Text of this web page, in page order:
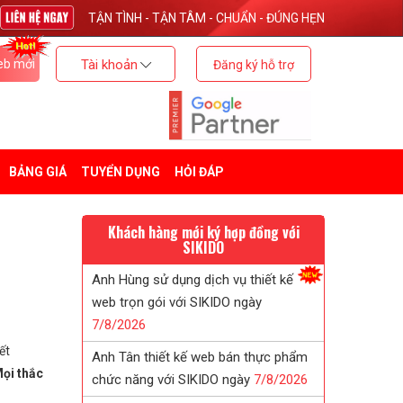
TẬN TÌNH - TẬN TÂM - CHUẨN - ĐÚNG HẸN
mới Tài khoản Đăng ký hỗ trợ
BẢNG GIÁ TUYỂN DỤNG HỎI ĐÁP
thắc
Khách hàng mới ký hợp đồng với
SIKIDO
Anh Hùng sử dụng dịch vụ thiết kế
web trọn gói với SIKIDO ngày
7/8/2026
Anh Tân thiết kế web bán thực phẩm
chức năng với SIKIDO ngày 7/8/2026